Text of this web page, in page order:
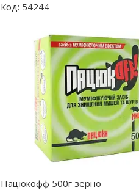
54244
Пацюкофф 500г зерно